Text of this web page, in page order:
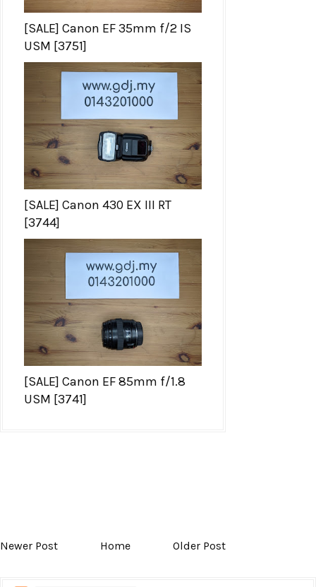
[SALE] Canon EF 35mm f/2 IS
USM [3751]
[SALE] Canon 430 EX III RT
[3744]
[SALE] Canon EF 85mm f/1.8
USM [3741]
Newer Post Home Older Post